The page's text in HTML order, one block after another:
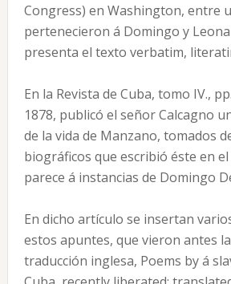
Congress) en Washington, entre
pertenecieron á Domingo y
presenta el texto verbatim,
En la Revista de Cuba, tomo IV.,
1878, publicó el señor Calcagno
de la vida de Manzano, tomados
biográficos que escribió éste en
parece á instancias de Domingo
En dicho artículo se insertan
estos apuntes, que vieron antes
traducción inglesa, Poems by á